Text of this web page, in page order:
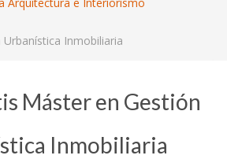
Inmobiliaria
Máster en Gestión
Inmobiliaria